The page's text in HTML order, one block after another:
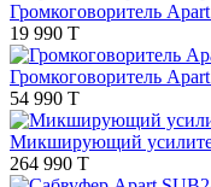
Громкоговоритель
19 990 T
Громкоговоритель
54 990 T
Микширующий
264 990 T